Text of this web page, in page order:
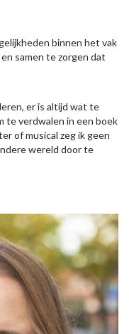
binnen het vak
samen te zorgen dat
er is altijd wat te
te verdwalen in een boek
of musical zeg ik geen
wereld door te